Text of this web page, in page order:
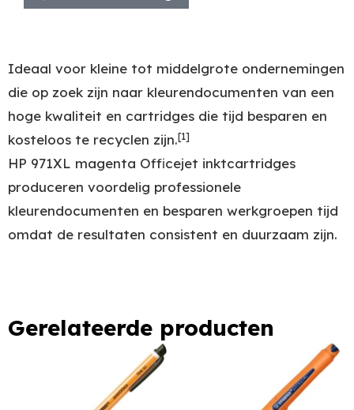
Ideaal voor kleine tot middelgrote ondernemingen
die op zoek zijn naar kleurendocumenten van een
hoge kwaliteit en cartridges die tijd besparen en
kosteloos te recyclen zijn.[1]
HP 971XL magenta Officejet inktcartridges
produceren voordelig professionele
kleurendocumenten en besparen werkgroepen tijd
omdat de resultaten consistent en duurzaam zijn.
Gerelateerde producten